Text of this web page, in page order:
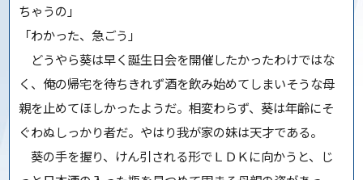
ちゃうの」
「わかった、急ごう」
どうやら葵は早く誕生日会を開催したかったわけではな
く、俺の帰宅を待ちきれず酒を飲み始めてしまいそうな母
親を止めてほしかったようだ。相変わらず、葵は年齢にそ
ぐわぬしっかり者だ。やはり我が家の妹は天才である。
葵の手を握り、けん引される形でＬＤＫに向かうと、じ